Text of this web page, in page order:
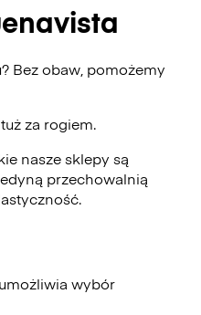
Bez obaw, pomożemy
za rogiem.
nasze sklepy są
przechowalnią
wybór